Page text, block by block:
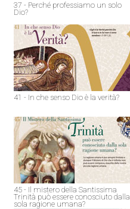
37 - Perché professiamo un solo
Dio?
41 - In che senso Dio è la verità?
45 - Il mistero della Santissima
Trinità può essere conosciuto dalla
sola ragione umana?